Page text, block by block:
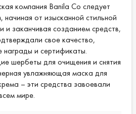
компания Banila Co следует
начиная от изысканной стильной
и заканчивая созданием средств,
свое качество,
награды и сертификаты.
шербеты для очищения и снятия
увлажняющая маска для
– эти средства завоевали
мире.